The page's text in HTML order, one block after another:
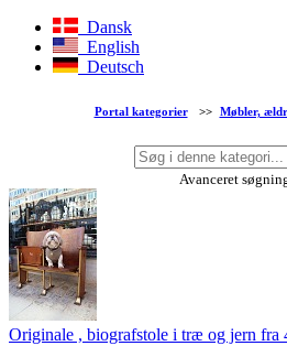
Dansk
English
Deutsch
Portal kategorier >> Møbler,
Avanceret
Originale , biografstole i træ og jern fra